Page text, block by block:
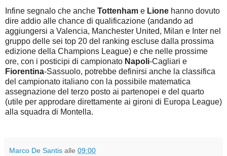
Infine segnalo che anche Tottenham e Lione hanno dovuto
dire addio alle chance di qualificazione (andando ad
aggiungersi a Valencia, Manchester United, Milan e Inter nel
gruppo delle sei top 20 del ranking escluse dalla prossima
edizione della Champions League) e che nelle prossime
ore, con i posticipi di campionato Napoli-Cagliari e
Fiorentina-Sassuolo, potrebbe definirsi anche la classifica
del campionato italiano con la possibile matematica
assegnazione del terzo posto ai partenopei e del quarto
(utile per approdare direttamente ai gironi di Europa League)
alla squadra di Montella.
Marco De Santis alle 09:00